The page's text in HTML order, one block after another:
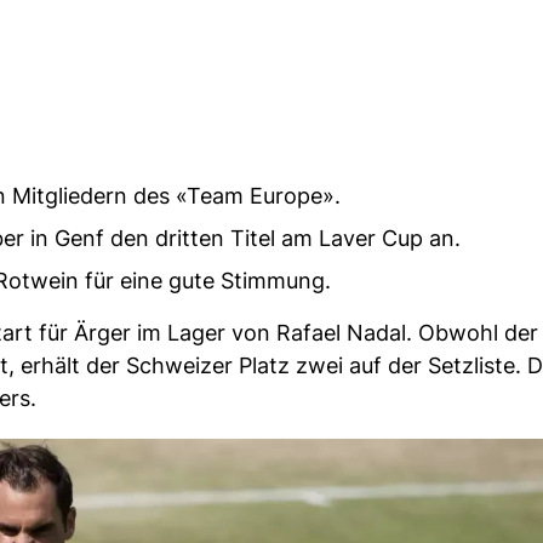
des «Team Europe».
in Genf den dritten Titel am Laver Cup an.
für eine gute Stimmung.
für Ärger im Lager von Rafael Nadal. Obwohl der
erhält der Schweizer Platz zwei auf der Setzliste.